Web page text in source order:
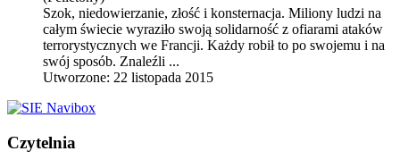
Szok, niedowierzanie, złość i konsternacja. Miliony ludzi na
całym świecie wyraziło swoją solidarność z ofiarami ataków
terrorystycznych we Francji. Każdy robił to po swojemu i na
swój sposób. Znaleźli ...
Utworzone: 22 listopada 2015
Czytelnia